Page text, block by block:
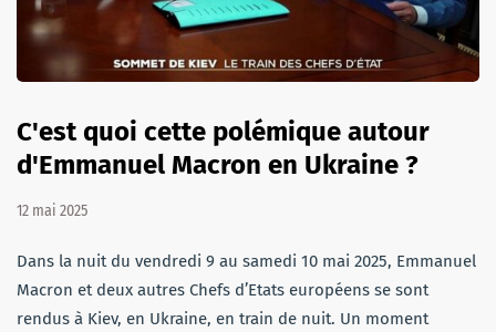
C'est quoi cette polémique autour
d'Emmanuel Macron en Ukraine ?
12 mai 2025
Dans la nuit du vendredi 9 au samedi 10 mai 2025, Emmanuel
Macron et deux autres Chefs d’Etats européens se sont
rendus à Kiev, en Ukraine, en train de nuit. Un moment